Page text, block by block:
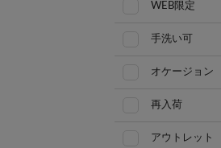
WEB限定
手洗い可
オケージョン
再入荷
アウトレット